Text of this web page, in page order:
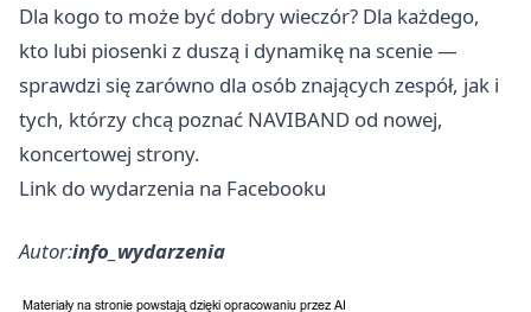
Dla kogo to może być dobry wieczór? Dla każdego,
kto lubi piosenki z duszą i dynamikę na scenie —
sprawdzi się zarówno dla osób znających zespół, jak i
tych, którzy chcą poznać NAVIBAND od nowej,
koncertowej strony.
Link do wydarzenia na Facebooku
Autor:info_wydarzenia